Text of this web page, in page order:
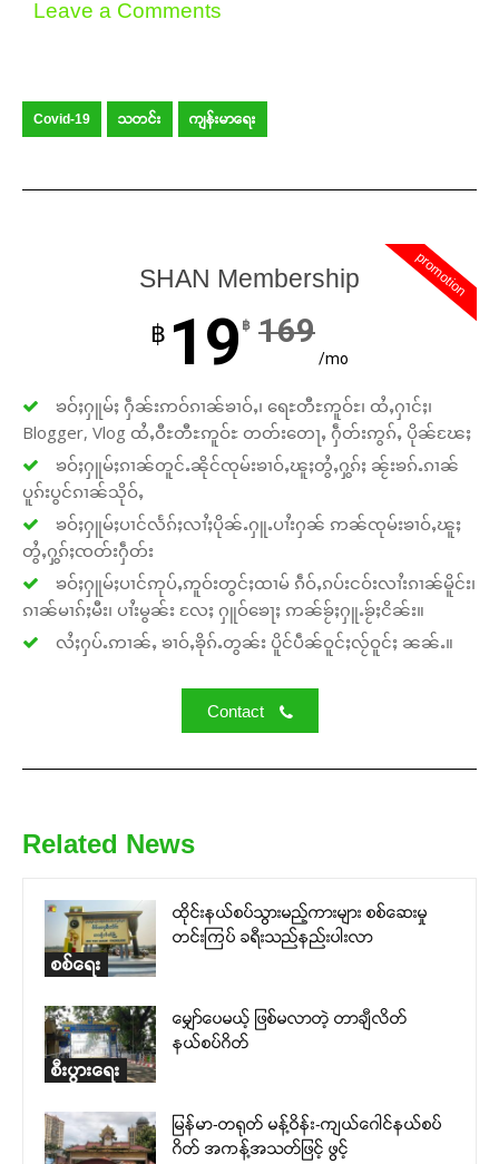
Leave a Comments
Covid-19 သတင်း ကျန်းမာရေး
promotion
SHAN Membership
฿ 19 ฿ 169
/mo
ၶဝ်ႈႁူမ်ႈ ႁဵၼ်းဢဝ်ၵၢၼ်ၶၢဝ်ႇ၊ ရေႊတီႊဢူဝ်ႊ၊ ထႆႇႁၢင်ႈ၊
Blogger, Vlog ထႆႇဝီႊတီႊဢူဝ်ႊ တတ်းတေႃႇ ႁဵတ်းဢွၵ်ႇ ပိုၼ်ၽႄႈ
ၶဝ်ႈႁူမ်ႈၵၢၼ်တူင်ႉၼိုင်ၸုမ်းၶၢဝ်ႇၽူႈတွႆႇႁွၵ်ႈ ၼႂ်းၶၵ်ႉၵၢၼ်
ပူၵ်းပွင်ၵၢၼ်သိုဝ်ႇ
ၶဝ်ႈႁူမ်ႈပၢင်လႅၵ်ႈလၢႆႈပိုၼ်ႉႁူႉပၢႆးႁၼ် ဢၼ်ၸုမ်းၶၢဝ်ႇၽူႈ
တွႆႇႁွၵ်ႈၸတ်းႁဵတ်း
ၶဝ်ႈႁူမ်ႈပၢင်ဢုပ်ႇဢူဝ်းတွင်ႈထၢမ် ၵဵဝ်ႇၵပ်းငဝ်းလၢႆးၵၢၼ်မိူင်း၊
ၵၢၼ်မၢၵ်ႈမီး၊ ပၢႆးမွၼ်း လႄႈ ႁူဝ်ၶေႃႈ ဢၼ်ၶႂ်ႈႁူႉၶႂ်ႈငိၼ်း။
လႆႈႁပ်ႉဢၢၼ်ႇ ၶၢဝ်ႇၶိုၵ်ႉတွၼ်း ပိူင်ပဵၼ်ဝူင်ႈလႂ်ဝူင်ႈ ၼၼ်ႉ။
Contact
Related News
စစ်ရေး
ထိုင်းနယ်စပ်သွားမည့်ကားများ စစ်ဆေးမှု
တင်းကြပ် ခရီးသည်နည်းပါးလာ
စီးပွားရေး
မျှော်ပေမယ့် ဖြစ်မလာတဲ့ တာချီလိတ်
နယ်စပ်ဂိတ်
မြန်မာ-တရုတ် မန့်ဝိန်း-ကျယ်ဂေါင်နယ်စပ်
ဂိတ် အကန့်အသတ်ဖြင့် ဖွင့်